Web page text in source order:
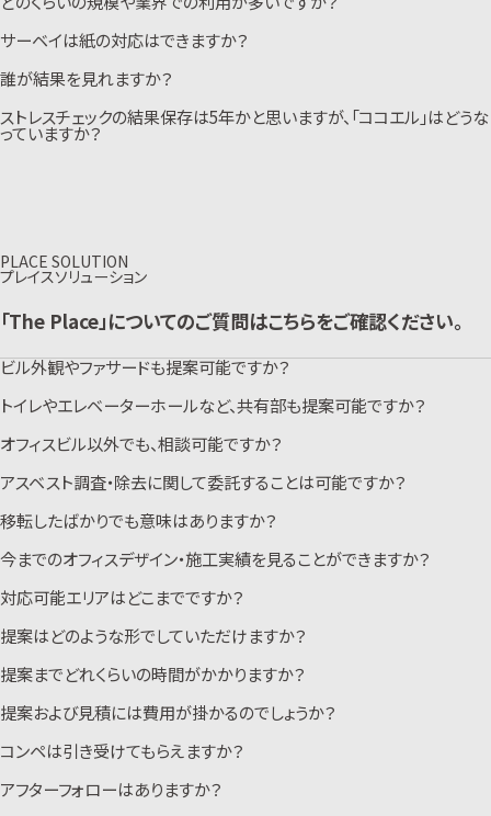
セキュリティ基準に則って運用を行っています。
規模は組織の問題が出やすい50名～150名ほどが多いです。最少は3名、最
大で6,000名の企業様で導入をいただいております。業界は、ITベンチャーか
ら製造業、飲食店や介護や医療の現場まで、幅広く利用されています。
サーベイは紙の対応はできますか？
WEBのみの対応となっております。144項目を紙で回答することが難しい面、
担当者様の手間削減、個人・組織結果の即時反映の為、WEBを推奨しており
ます。
誰が結果を見れますか？
企業様ごとで自由に設定が可能です。経営者・人事担当者様に見ていただく
ケースが多いです。企業様によっては、全従業員に結果を開示しボトムアップ
で改善策を収集しているケースもあります。
ストレスチェックの結果保存は5年かと思いますが、「ココエル」はどうな
っていますか？
PLACE SOLUTION
プレイスソリューション
「The Place」についてのご質問はこちらをご確認ください。
ビル外観やファサードも提案可能ですか？
可能です。現地調査の上、オフィスビルとして稼動しながらの工事スケジュー
ルや景観規則、道路使用許可などのコンプライアンス面も含めマネジメント
いたします。
こちらからお気軽にお問い合わせください。
トイレやエレベーターホールなど、共有部も提案可能ですか？
可能です。現地調査の上、オフィスビルとして稼動しながらの工事スケジュー
ル、他テナント様へのコミュニケーションも含めマネジメントいたします。
こちらからお気軽にお問い合わせください。
オフィスビル以外でも、相談可能ですか？
まずは現地調査をさせていただきます。物件の状況や内容によりお引き受け
可否をお伝えいたします。建築物の状態やその他要因によりお受けすること
ができない可能性もございますが、まずはお気軽にご相談ください。
こちらからお気軽にお問い合わせください。
アスベスト調査・除去に関して委託することは可能ですか？
可能です。アスベスト含有が不明な場合、含有調査からお手伝いさせていた
だきます。アスベスト含有有無によりスケジュールが大きく変わってきますの
で、含有の可能性が疑われる場合はお早めにご相談ください。
こちらからお気軽にお問い合わせください。
移転したばかりでも意味はありますか？
あります。移転した後のオフィスの利用状況や満足度などを計測いただき、そ
の後のオフィス運用に役立てることができます。加えて、継続的に計測するこ
とで組織課題解決にもつなげることができます。
今までのオフィスデザイン・施工実績を見ることができますか？
こちらのページにて今までの実績をご覧いただくことができます。また、コワ
ーキング・セットアップオフィス事例集としても一部事例をまとめております。
ぜひご活用ください。
コワーキング・セットアップオフィス事例集はこちらから
対応可能エリアはどこまでですか？
ヴィスは、東京、大阪、名古屋にオフィスを構えています。お打合せは、関東・
関西・中部エリア及びオンラインとなりますが、地方にも協力会社サポート体
制が整っておりますので、日本全国で対応可能です。
こちらからお気軽にお問い合わせください。
提案はどのような形でしていただけますか？
最初に大まかなご要望をヒアリングさせていただき、プロジェクトメンバーに
より現地調査をさせていただきます。その後、レイアウト・図面だけではなく、
CGパース、鳥瞰図やマテリアルサンプルなど、出来上がりをイメージしてい
ただけるように提案いたします。オフィスビルとして稼動させながら改修を行
こちらからお気軽にお問い合わせください。
提案までどれくらいの時間がかかりますか？
しっかりとした準備の上ご提案させていただきたいので、初回ヒアリングから
提案まで4週間程度いただいております。（繁忙期はスケジュールのご相談を
させていただく場合もございます。）また、お急ぎの場合やヴィスのみを指名
いただく際にはできる限り対応させていただきますので、一度ご相談くださ
こちらからお気軽にお問い合わせください。
提案および見積には費用が掛かるのでしょうか？
初回ご提案無料にてお受けしています。物件やご要望に最適なプロジェクト
メンバーをアサインします。ご提案に関わるヒアリング、現地調査、レイアウ
ト・デザインイメージ・ご提案書・見積書作成、プレゼンテーションについて取
り組みます。お気軽にご依頼ください。
コンペは引き受けてもらえますか？
ご相談いただきましたら、まずはヒアリングさせていただきます。内容により
コンペ参加の可否をお伝えいたしますが、比較検討も必要なプロセスだと
アフターフォローはありますか？